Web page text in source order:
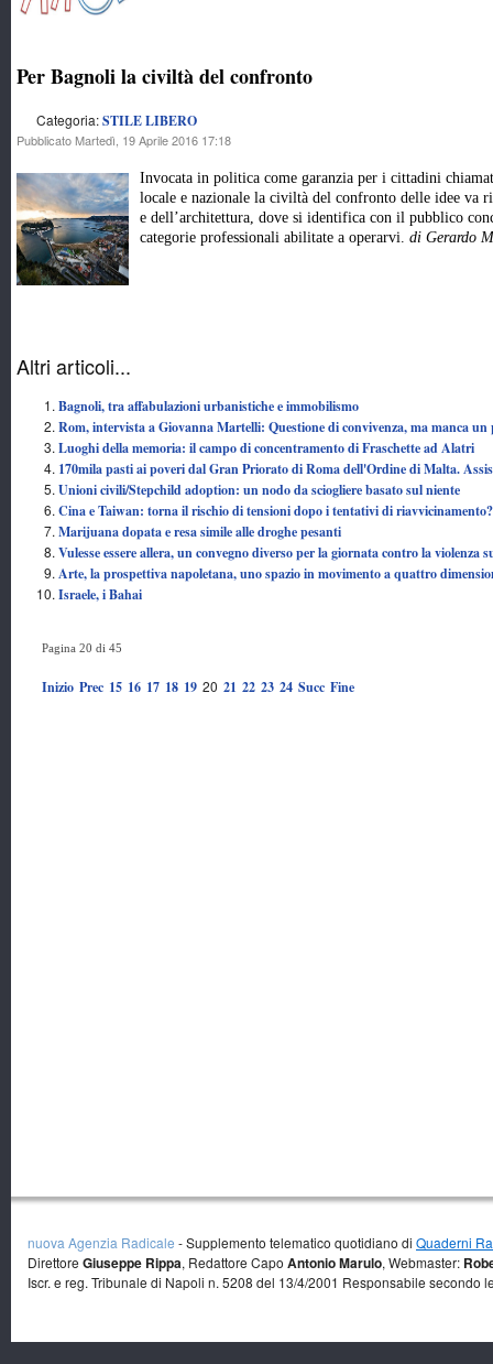
Per Bagnoli la civiltà del confronto
Categoria:STILE LIBERO
Pubblicato Martedì, 19 Aprile 2016 17:18
Invocata in politica come garanzia per i cittadini
locale e nazionale la civiltà del confronto delle idee va
e dell’architettura, dove si identifica con il pubblico
categorie professionali abilitate a operarvi. di Gerardo
Altri articoli...
Bagnoli, tra affabulazioni urbanistiche e immobilismo
Rom, intervista a Giovanna Martelli: Questione di convivenza, ma manca un
Luoghi della memoria: il campo di concentramento di Fraschette ad Alatri
170mila pasti ai poveri dal Gran Priorato di Roma dell'Ordine di Malta.
Unioni civili/Stepchild adoption: un nodo da sciogliere basato sul niente
Cina e Taiwan: torna il rischio di tensioni dopo i tentativi di riavvicinamento?
Marijuana dopata e resa simile alle droghe pesanti
Vulesse essere allera, un convegno diverso per la giornata contro la violenza
Arte, la prospettiva napoletana, uno spazio in movimento a quattro
Israele, i Bahai
Pagina 20 di 45
Inizio Prec 15 16 17 18 19 20 21 22 23 24 Succ Fine
nuova Agenzia Radicale - Supplemento telematico quotidiano di Quaderni
Direttore Giuseppe Rippa, Redattore Capo Antonio Marulo, Webmaster:
Iscr. e reg. Tribunale di Napoli n. 5208 del 13/4/2001 Responsabile secondo